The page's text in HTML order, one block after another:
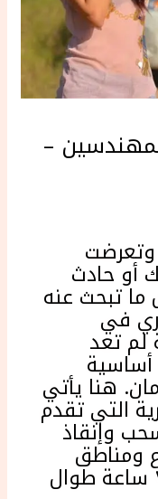
–
أو حادث
تبحث عنه
في
لم تعد
هنا يأتي
التي تقدم
وإنقاذ
ومناطق
المهندسين على مدار ٢٤ ساعة طوال